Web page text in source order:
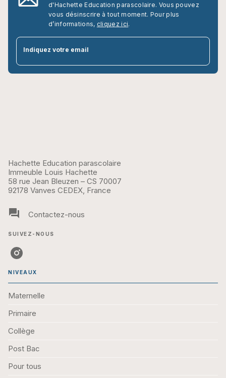
d'Hachette Education parascolaire. Vous pouvez
vous désinscrire à tout moment. Pour plus
d’informations, cliquez ici.
Indiquez votre email
Hachette Education parascolaire
Immeuble Louis Hachette
58 rue Jean Bleuzen – CS 70007
92178 Vanves CEDEX, France
question_answer Contactez-nous
SUIVEZ-NOUS
NIVEAUX
Maternelle
Primaire
Collège
Post Bac
Pour tous